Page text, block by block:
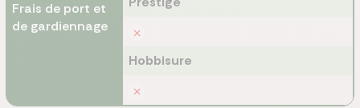
Frais de port et
de gardiennage
Hobbisure